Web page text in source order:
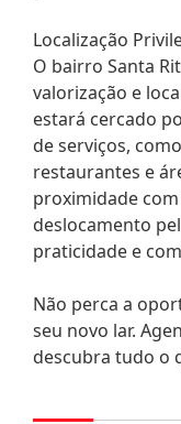
Localização
O bairro Santa
valorização e
estará cercado
de serviços,
restaurantes e
proximidade
deslocamento
praticidade e
Não perca a
seu novo lar.
descubra tudo o